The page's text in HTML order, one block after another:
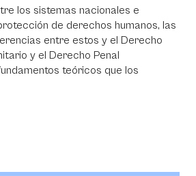
los sistemas nacionales e
de derechos humanos, las
entre estos y el Derecho
y el Derecho Penal
teóricos que los